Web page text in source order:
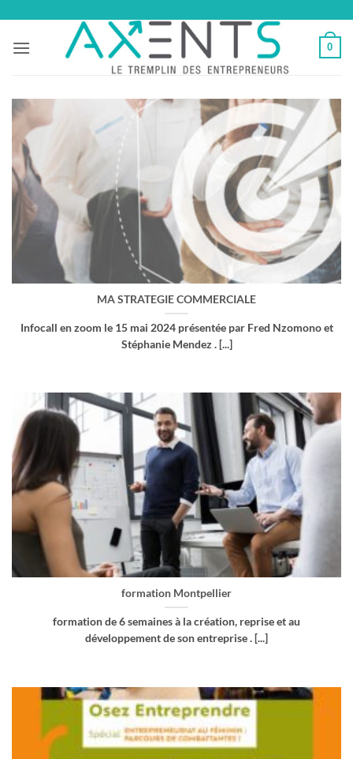
contenu
0
MA STRATEGIE COMMERCIALE
Infocall en zoom le 15 mai 2024 présentée par Fred Nzomono et
Stéphanie Mendez . [...]
formation Montpellier
formation de 6 semaines à la création, reprise et au
développement de son entreprise . [...]